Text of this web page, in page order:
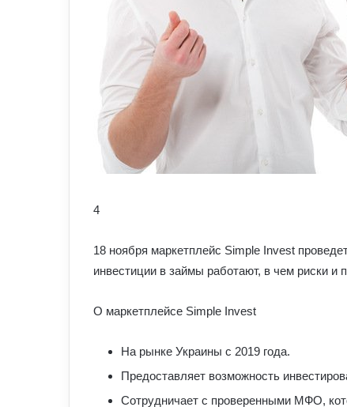
4
18 ноября маркетплейс Simple Invest
инвестиции в займы работают, в чем риски и
О маркетплейсе Simple Invest
На рынке Украины с 2019 года.
Предоставляет возможность
Сотрудничает с проверенными МФО,